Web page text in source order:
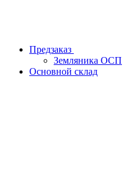
Предзаказ
Земляника ОСП
Основной склад